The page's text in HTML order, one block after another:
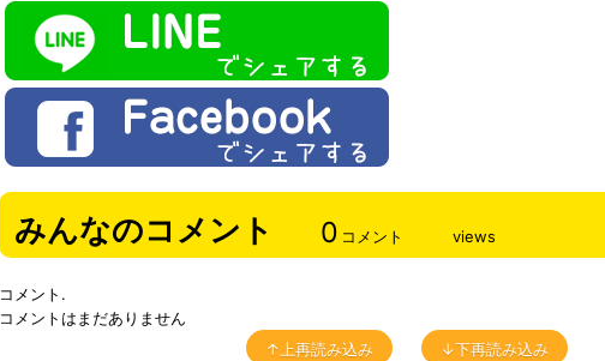
みんなのコメント 0 コメント views
コメント.
コメントはまだありません
↑上再読み込み
↓下再読み込み